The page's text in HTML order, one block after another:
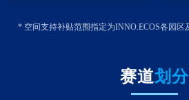
* 空间支持补贴范围指定为INNO.ECOS各园区
赛道划分